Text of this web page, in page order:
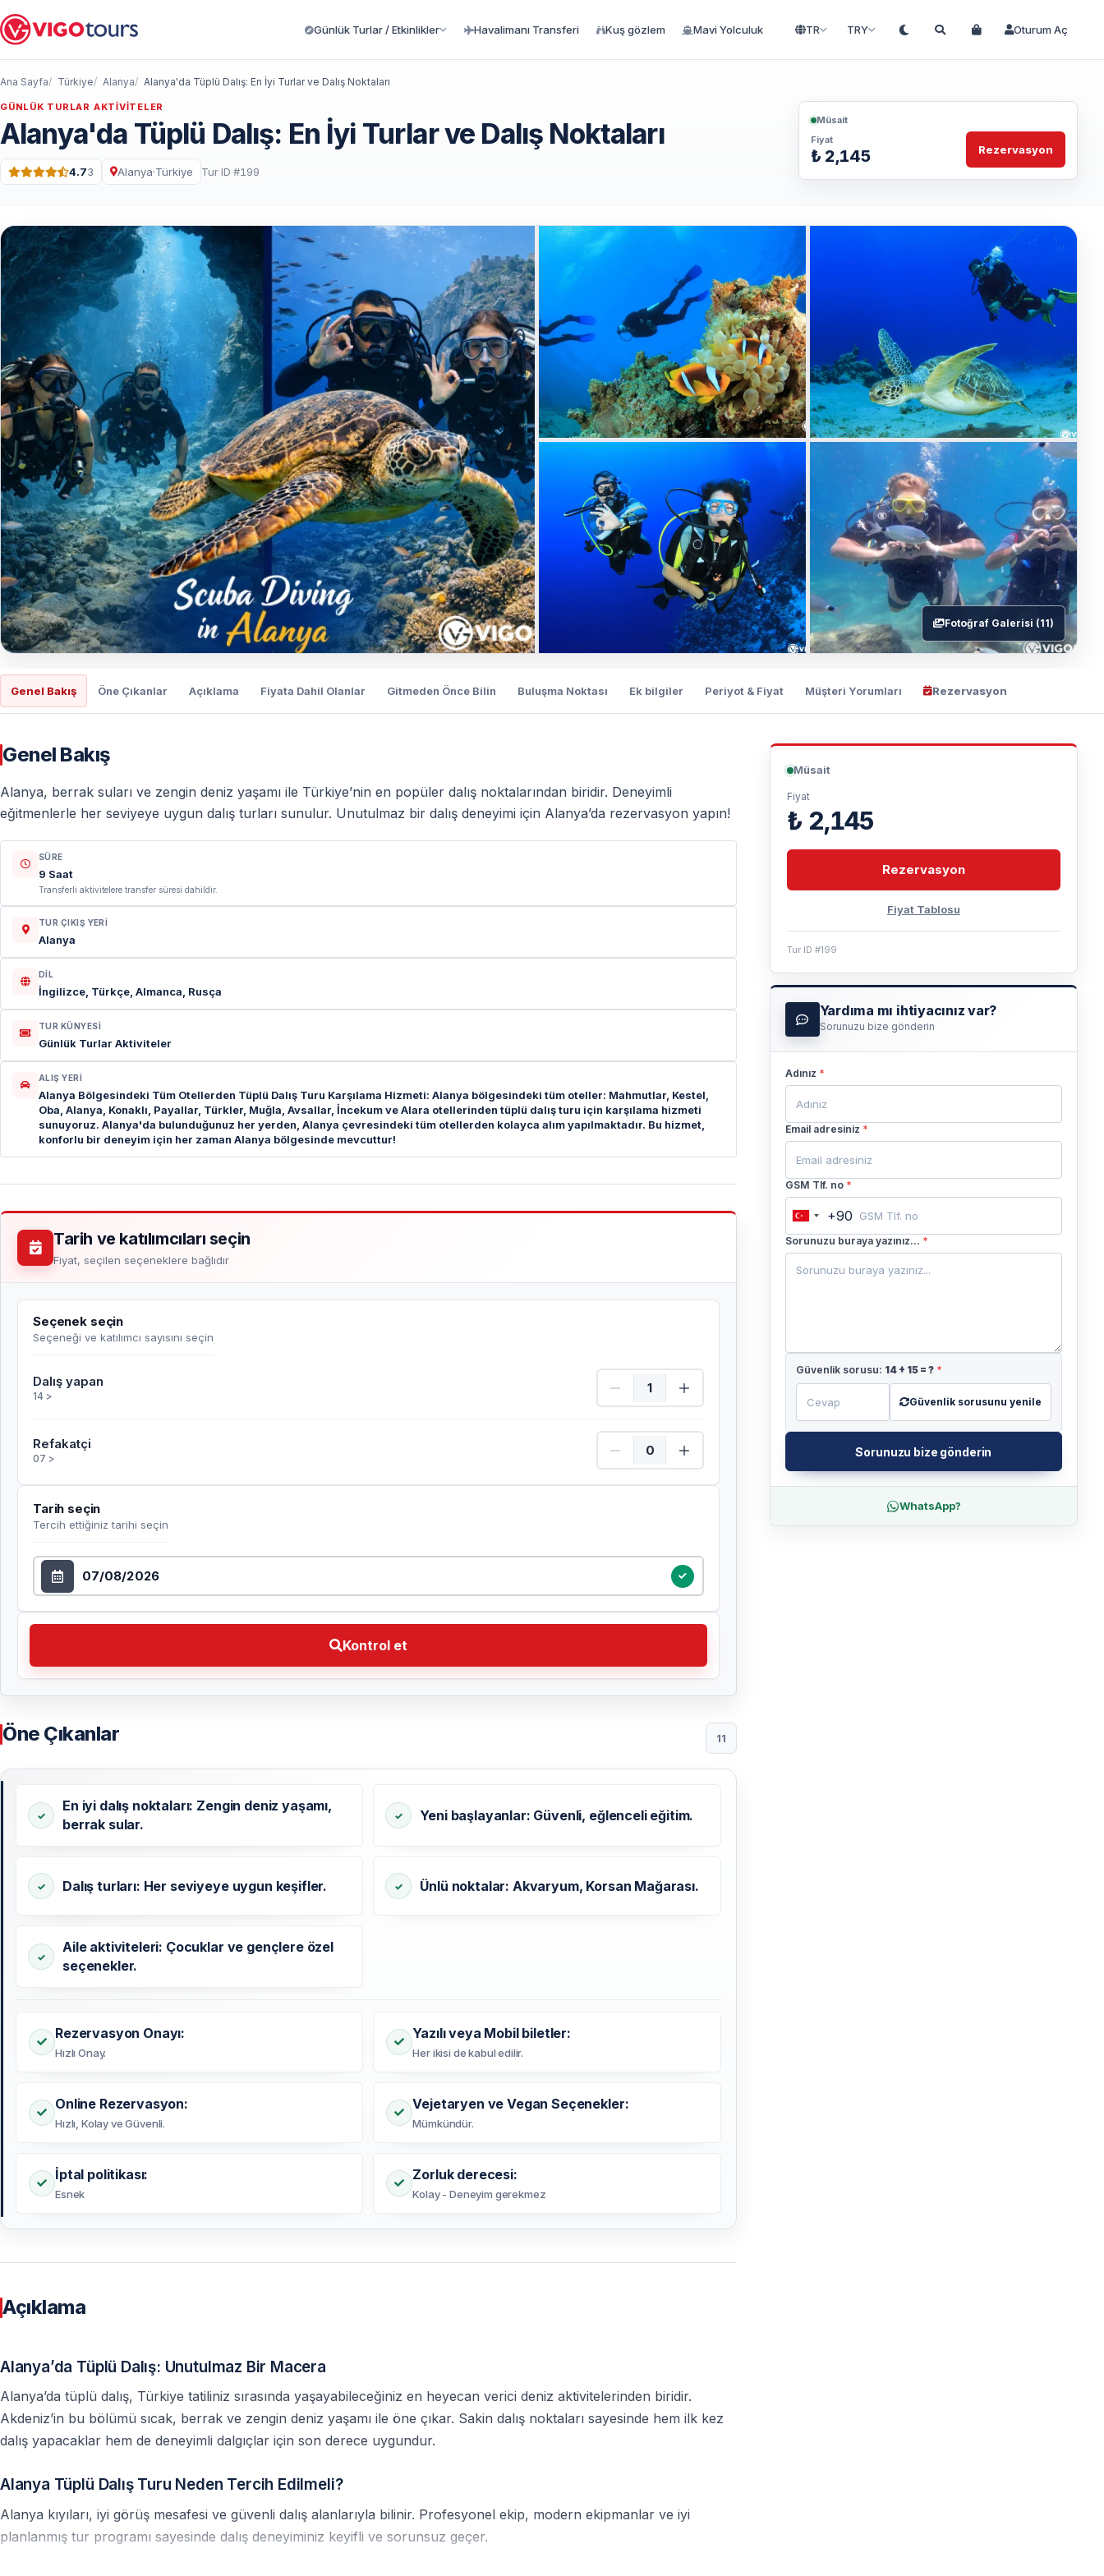
Günlük Turlar / Etkinlikler Havalimanı Transferi Kuş gözlem Mavi Yolculuk TR TRY Oturum Aç
Ana Sayfa Türkiye Alanya Alanya'da Tüplü Dalış: En İyi Turlar ve Dalış Noktaları
GÜNLÜK TURLAR AKTIVITELER
Alanya'da Tüplü Dalış: En İyi Turlar ve Dalış Noktaları
5 üzerinden 4.7 puan · 3 Yorum
4.73 Alanya·Türkiye Tur ID #199
Müsait
Fiyat
₺ 2,145 Rezervasyon
Fotoğraf Galerisi (11)
Genel Bakış Öne Çıkanlar Açıklama Fiyata Dahil Olanlar Gitmeden Önce Bilin Buluşma Noktası Ek bilgiler Periyot & Fiyat Müşteri Yorumları Rezervasyon
Genel Bakış
Alanya, berrak suları ve zengin deniz yaşamı ile Türkiye’nin en popüler dalış noktalarından biridir. Deneyimli
eğitmenlerle her seviyeye uygun dalış turları sunulur. Unutulmaz bir dalış deneyimi için Alanya’da rezervasyon yapın!
SÜRE
9 Saat
Transferli aktivitelere transfer süresi dahildir.
TUR ÇIKIŞ YERI
Alanya
DIL
İngilizce, Türkçe, Almanca, Rusça
TUR KÜNYESI
Günlük Turlar Aktiviteler
ALIŞ YERI
Alanya Bölgesindeki Tüm Otellerden Tüplü Dalış Turu Karşılama Hizmeti: Alanya bölgesindeki tüm oteller: Mahmutlar, Kestel,
Oba, Alanya, Konaklı, Payallar, Türkler, Muğla, Avsallar, İncekum ve Alara otellerinden tüplü dalış turu için karşılama hizmeti
sunuyoruz. Alanya'da bulunduğunuz her yerden, Alanya çevresindeki tüm otellerden kolayca alım yapılmaktadır. Bu hizmet,
konforlu bir deneyim için her zaman Alanya bölgesinde mevcuttur!
Tarih ve katılımcıları seçin
Fiyat, seçilen seçeneklere bağlıdır
Seçenek seçin
Seçeneği ve katılımcı sayısını seçin
Dalış yapan
14 >
Dalış yapan Adet
Refakatçi
07 >
Refakatçi Adet
Tarih seçin
Tercih ettiğiniz tarihi seçin
Tarih seçin
Kontrol et
Kontrol et Tercih ettiğiniz tarihi seçin
Öne Çıkanlar 11
En iyi dalış noktaları: Zengin deniz yaşamı,
berrak sular.
Yeni başlayanlar: Güvenli, eğlenceli eğitim.
Dalış turları: Her seviyeye uygun keşifler. Ünlü noktalar: Akvaryum, Korsan Mağarası.
Aile aktiviteleri: Çocuklar ve gençlere özel
seçenekler.
Rezervasyon Onayı:
Hızlı Onay.
Yazılı veya Mobil biletler:
Her ikisi de kabul edilir.
Online Rezervasyon:
Hızlı, Kolay ve Güvenli.
Vejetaryen ve Vegan Seçenekler:
Mümkündür.
İptal politikası:
Esnek
Zorluk derecesi:
Kolay - Deneyim gerekmez
Açıklama
Alanya’da Tüplü Dalış: Unutulmaz Bir Macera
Alanya’da tüplü dalış, Türkiye tatiliniz sırasında yaşayabileceğiniz en heyecan verici deniz aktivitelerinden biridir.
Akdeniz’in bu bölümü sıcak, berrak ve zengin deniz yaşamı ile öne çıkar. Sakin dalış noktaları sayesinde hem ilk kez
dalış yapacaklar hem de deneyimli dalgıçlar için son derece uygundur.
Alanya Tüplü Dalış Turu Neden Tercih Edilmeli?
Alanya kıyıları, iyi görüş mesafesi ve güvenli dalış alanlarıyla bilinir. Profesyonel ekip, modern ekipmanlar ve iyi
planlanmış tur programı sayesinde dalış deneyiminiz keyifli ve sorunsuz geçer.
Müsait
Fiyat
₺ 2,145
Rezervasyon
Fiyat Tablosu
Tur ID #199
Yardıma mı ihtiyacınız var?
Sorunuzu bize gönderin
Adınız *
Email adresiniz *
GSM Tlf. no *
Turkey
+90
+90
Sorunuzu buraya yazınız... *
Güvenlik sorusu: 14+ 15= ? *
Güvenlik sorusunu yenile
Sorunuzu bize gönderin
WhatsApp?